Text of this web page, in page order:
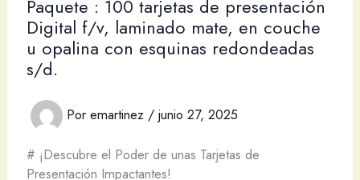
Paquete : 100 tarjetas de presentación
Digital f/v, laminado mate, en couche
u opalina con esquinas redondeadas
s/d.
Por emartinez / junio 27, 2025
# ¡Descubre el Poder de unas Tarjetas de
Presentación Impactantes!